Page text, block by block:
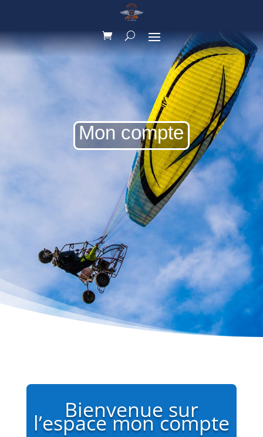
Mon compte
Bienvenue sur
l’espace mon compte